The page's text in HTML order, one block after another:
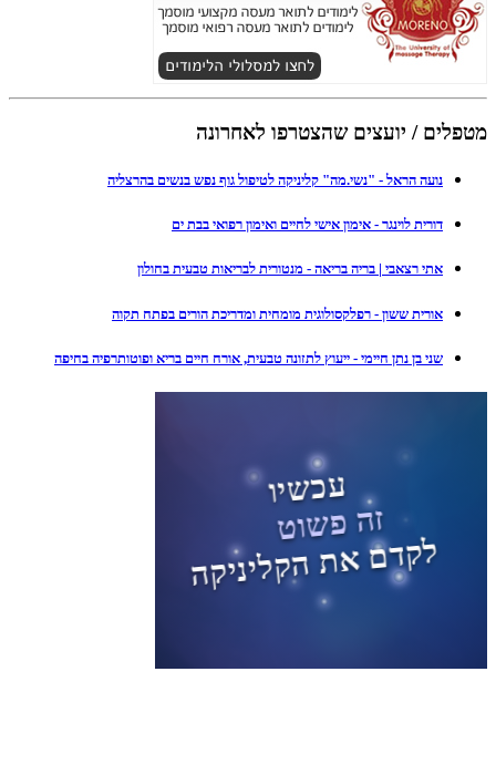
מטפלים / יועצים שהצטרפו לאחרונה
נועה הראל - "נשי.מה" קליניקה לטיפול גוף נפש בנשים בהרצליה
דורית לוינגר - אימון אישי לחיים ואימון רפואי בבת ים
אתי רצאבי | בריה בריאה - מנטורית לבריאות טבעית בחולון
אורית ששון - רפלקסולוגית מומחית ומדריכת הורים בפתח תקוה
שני בן נתן חיימי - ייעוץ לתזונה טבעית, אורח חיים בריא ופוטותרפיה בחיפה